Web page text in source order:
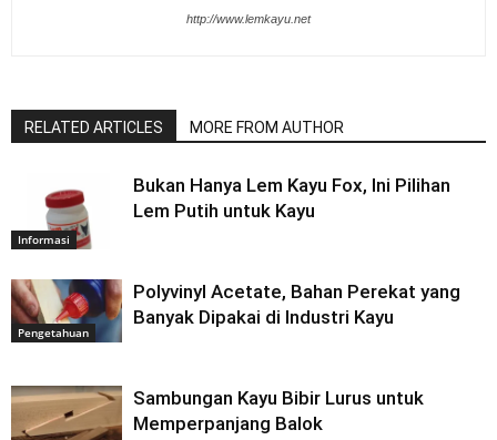
http://www.lemkayu.net
RELATED ARTICLES MORE FROM AUTHOR
Informasi
Bukan Hanya Lem Kayu Fox, Ini Pilihan
Lem Putih untuk Kayu
Pengetahuan
Polyvinyl Acetate, Bahan Perekat yang
Banyak Dipakai di Industri Kayu
Sambungan Kayu Bibir Lurus untuk
Memperpanjang Balok